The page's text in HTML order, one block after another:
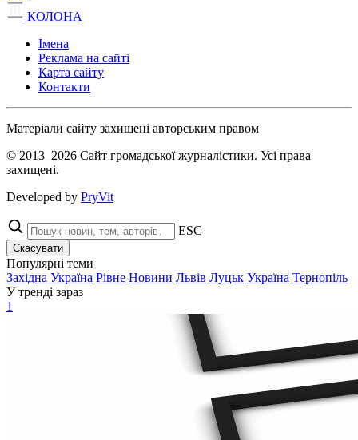
КОЛОНА
Імена
Реклама на сайті
Карта сайту
Контакти
Матеріали сайту захищені авторським правом
© 2013–2026 Сайт громадської журналістики. Усі права
захищені.
Developed by PryVit
ESC
Скасувати
Популярні теми
Західна Україна Рівне Новини Львів Луцьк Україна Тернопіль
У тренді зараз
1